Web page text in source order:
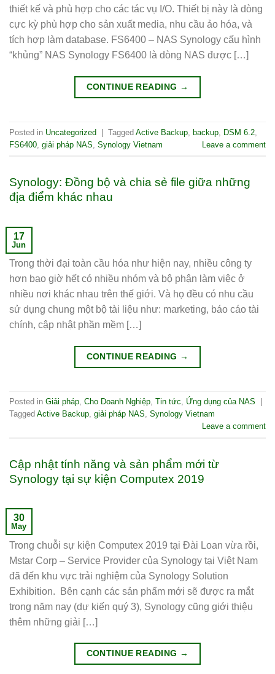
thiết kế và phù hợp cho các tác vụ I/O. Thiết bị này là dòng
cực kỳ phù hợp cho sản xuất media, nhu cầu ảo hóa, và
tích hợp làm database. FS6400 – NAS Synology cấu hình
“khủng” NAS Synology FS6400 là dòng NAS được […]
CONTINUE READING →
Posted in Uncategorized Tagged Active Backup backup DSM 6.2
FS6400 giải pháp NAS Synology Vietnam Leave a comment
Synology: Đồng bộ và chia sẻ file giữa những
địa điểm khác nhau
17
Jun
Trong thời đại toàn cầu hóa như hiện nay, nhiều công ty
hơn bao giờ hết có nhiều nhóm và bộ phận làm việc ở
nhiều nơi khác nhau trên thế giới. Và họ đều có nhu cầu
sử dụng chung một bộ tài liệu như: marketing, báo cáo tài
chính, cập nhật phần mềm […]
CONTINUE READING →
Posted in Giải pháp, Cho Doanh Nghiệp, Tin tức, Ứng dụng của NAS
Tagged Active Backup, giải pháp NAS, Synology Vietnam
Leave a comment
Cập nhật tính năng và sản phẩm mới từ
Synology tại sự kiện Computex 2019
30
May
Trong chuỗi sự kiện Computex 2019 tại Đài Loan vừa rồi,
Mstar Corp – Service Provider của Synology tại Việt Nam
đã đến khu vực trải nghiệm của Synology Solution
Exhibition. Bên cạnh các sản phẩm mới sẽ được ra mắt
trong năm nay (dự kiến quý 3), Synology cũng giới thiệu
thêm những giải […]
CONTINUE READING →